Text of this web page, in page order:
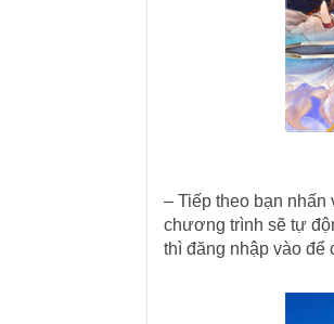
– Tiếp theo bạn nhấn
chương trình sẽ tự
thì đăng nhập vào để